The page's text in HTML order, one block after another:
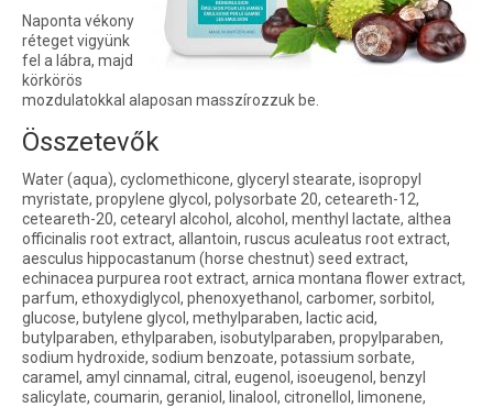
Naponta vékony
réteget vigyünk
fel a lábra, majd
körkörös
mozdulatokkal alaposan masszírozzuk be.
Összetevők
Water (aqua), cyclomethicone, glyceryl stearate, isopropyl
myristate, propylene glycol, polysorbate 20, ceteareth-12,
ceteareth-20, cetearyl alcohol, alcohol, menthyl lactate, althea
officinalis root extract, allantoin, ruscus aculeatus root extract,
aesculus hippocastanum (horse chestnut) seed extract,
echinacea purpurea root extract, arnica montana flower extract,
parfum, ethoxydiglycol, phenoxyethanol, carbomer, sorbitol,
glucose, butylene glycol, methylparaben, lactic acid,
butylparaben, ethylparaben, isobutylparaben, propylparaben,
sodium hydroxide, sodium benzoate, potassium sorbate,
caramel, amyl cinnamal, citral, eugenol, isoeugenol, benzyl
salicylate, coumarin, geraniol, linalool, citronellol, limonene,